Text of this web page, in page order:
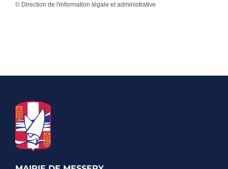
© Direction de l'information légale et administrative